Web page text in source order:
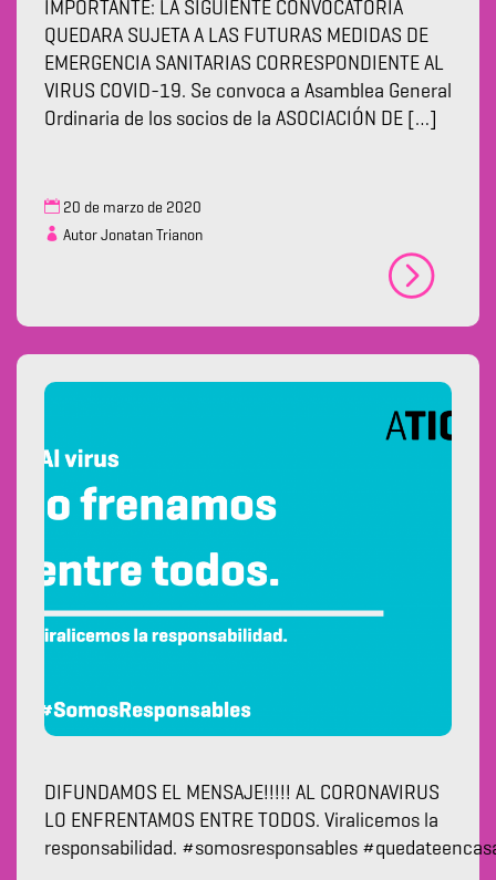
IMPORTANTE: LA SIGUIENTE CONVOCATORIA
QUEDARA SUJETA A LAS FUTURAS MEDIDAS DE
EMERGENCIA SANITARIAS CORRESPONDIENTE AL
VIRUS COVID-19. Se convoca a Asamblea General
Ordinaria de los socios de la ASOCIACIÓN DE […]
20 de marzo de 2020
Autor Jonatan Trianon
DIFUNDAMOS EL MENSAJE!!!!! AL CORONAVIRUS
LO ENFRENTAMOS ENTRE TODOS. Viralicemos la
responsabilidad. #somosresponsables